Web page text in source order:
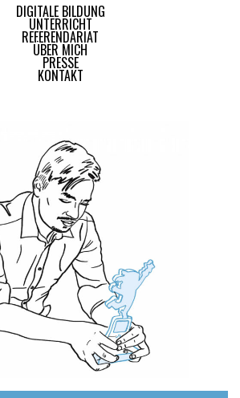
DIGITALE BILDUNG
UNTERRICHT
REFERENDARIAT
ÜBER MICH
PRESSE
KONTAKT